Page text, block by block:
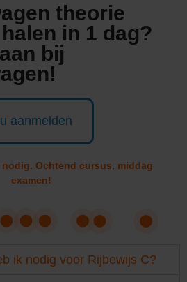
theorie
in 1 dag?
bij
aanmelden
nodig. Ochtend cursus, middag
examen!
ik nodig voor Rijbewijs C?